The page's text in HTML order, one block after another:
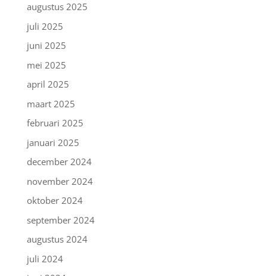
augustus 2025
juli 2025
juni 2025
mei 2025
april 2025
maart 2025
februari 2025
januari 2025
december 2024
november 2024
oktober 2024
september 2024
augustus 2024
juli 2024